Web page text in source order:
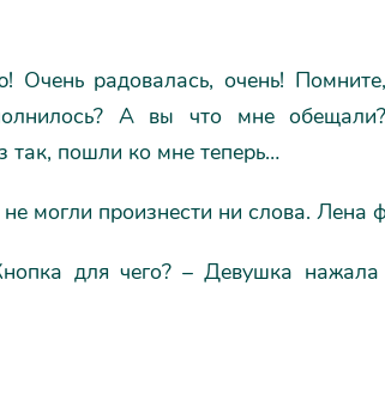
радовалась, очень!
А вы что мне
так, пошли ко мне теперь…
могли произнести ни слова. Лена
для чего? – Девушка нажала